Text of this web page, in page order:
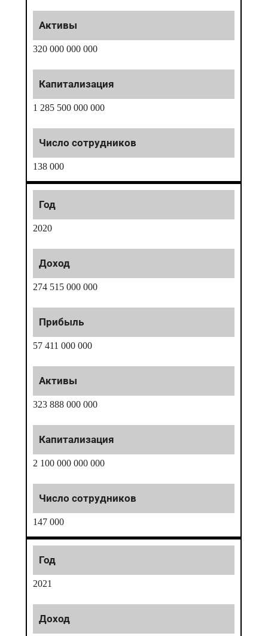
320 000 000 000
1 285 500 000 000
138 000
2020
274 515 000 000
57 411 000 000
323 888 000 000
2 100 000 000 000
147 000
2021